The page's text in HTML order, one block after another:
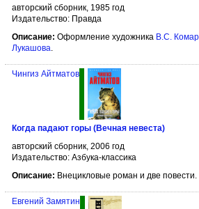
авторский сборник, 1985 год
Издательство: Правда
Описание: Оформление художника В.С.
Лукашова.
Чингиз Айтматов
Когда падают горы (Вечная невеста)
авторский сборник, 2006 год
Издательство: Азбука-классика
Описание: Внецикловые роман и две повести.
Евгений Замятин